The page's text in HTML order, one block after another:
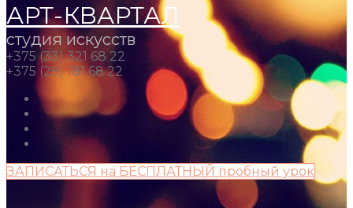
АРТ-КВАРТАЛ
студия искусств
+375 (33) 321 68 22
+375 (29) 181 68 22
ЗАПИСАТЬСЯ на БЕСПЛАТНЫЙ пробный урок